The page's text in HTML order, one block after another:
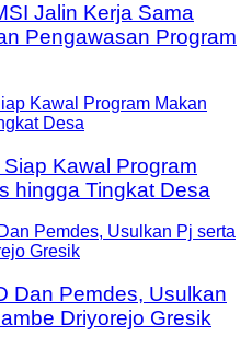
Jalin Kerja Sama
Pengawasan Program
Kawal Program
hingga Tingkat Desa
Dan Pemdes, Usulkan
Driyorejo Gresik